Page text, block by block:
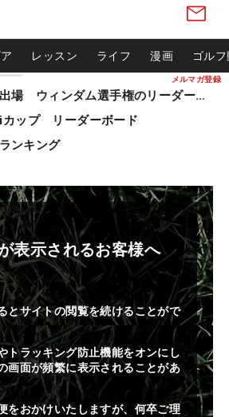
メルマガ登録
レッスン ライフ 漫画 ゴル
松山英樹ら出場 ウィンダム選手権のリーダーボード
ップ リーダーボード
ンキング
表示されるお客様へ
とサイトの閲覧を続けることがで
トラッキング防止機能をオンにし
画面が頻繁に表示されることがあ
をおかけいたしますが、何卒ご理